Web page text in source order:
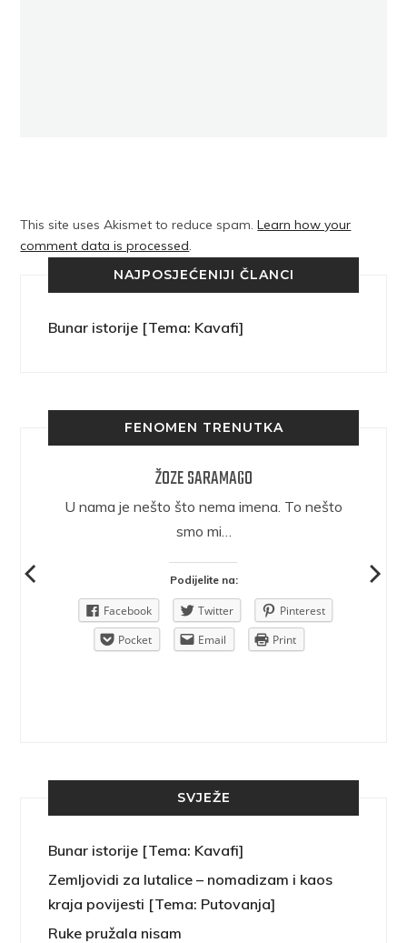
This site uses Akismet to reduce spam.Learn how your
comment data is processed.
NAJPOSJEĆENIJI ČLANCI
Bunar istorije [Tema: Kavafi]
FENOMEN TRENUTKA
ŽOZE SARAMAGO
U nama je nešto što nema imena. To nešto
smo mi…
Podijelite na:
Facebook Twitter
Pinterest
Pocket
Email Print
SVJEŽE
Bunar istorije [Tema: Kavafi]
Zemljovidi za lutalice – nomadizam i kaos
kraja povijesti [Tema: Putovanja]
Ruke pružala nisam